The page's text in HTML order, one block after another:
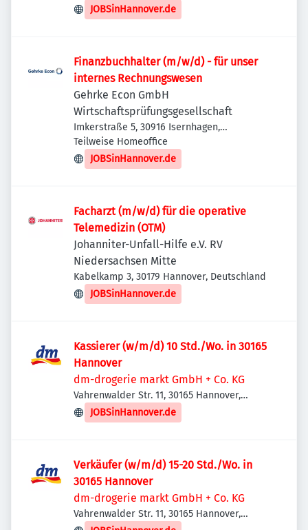
JOBSinHannover.de
Finanzbuchhalter (m/w/d) - für unser
internes Rechnungswesen
Gehrke Econ GmbH
Wirtschaftsprüfungsgesellschaft
Imkerstraße 5, 30916 Isernhagen,
Deutschland
Teilweise Homeoffice
JOBSinHannover.de
Facharzt (m/w/d) für die operative
Telemedizin (OTM)
Johanniter-Unfall-Hilfe e.V. RV
Niedersachsen Mitte
Kabelkamp 3, 30179 Hannover, Deutschland
JOBSinHannover.de
Kassierer (w/m/d) 10 Std./Wo. in 30165
Hannover
dm-drogerie markt GmbH + Co. KG
Vahrenwalder Str. 11, 30165 Hannover,
Deutschland
JOBSinHannover.de
Verkäufer (w/m/d) 15-20 Std./Wo. in
30165 Hannover
dm-drogerie markt GmbH + Co. KG
Vahrenwalder Str. 11, 30165 Hannover,